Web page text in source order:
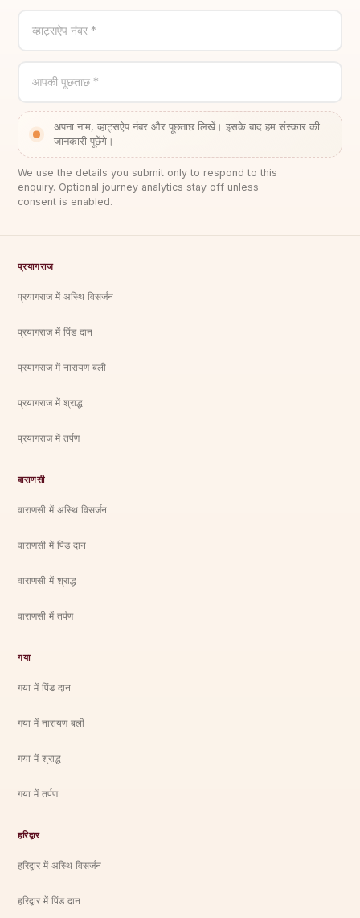
व्हाट्सऐप नंबर *
आपकी पूछताछ *
अपना नाम, व्हाट्सऐप नंबर और पूछताछ लिखें। इसके बाद हम संस्कार की
जानकारी पूछेंगे।
We use the details you submit only to respond to this
enquiry. Optional journey analytics stay off unless
consent is enabled.
प्रयागराज
प्रयागराज में अस्थि विसर्जन
प्रयागराज में पिंड दान
प्रयागराज में नारायण बली
प्रयागराज में श्राद्ध
प्रयागराज में तर्पण
वाराणसी
वाराणसी में अस्थि विसर्जन
वाराणसी में पिंड दान
वाराणसी में श्राद्ध
वाराणसी में तर्पण
गया
गया में पिंड दान
गया में नारायण बली
गया में श्राद्ध
गया में तर्पण
हरिद्वार
हरिद्वार में अस्थि विसर्जन
हरिद्वार में पिंड दान